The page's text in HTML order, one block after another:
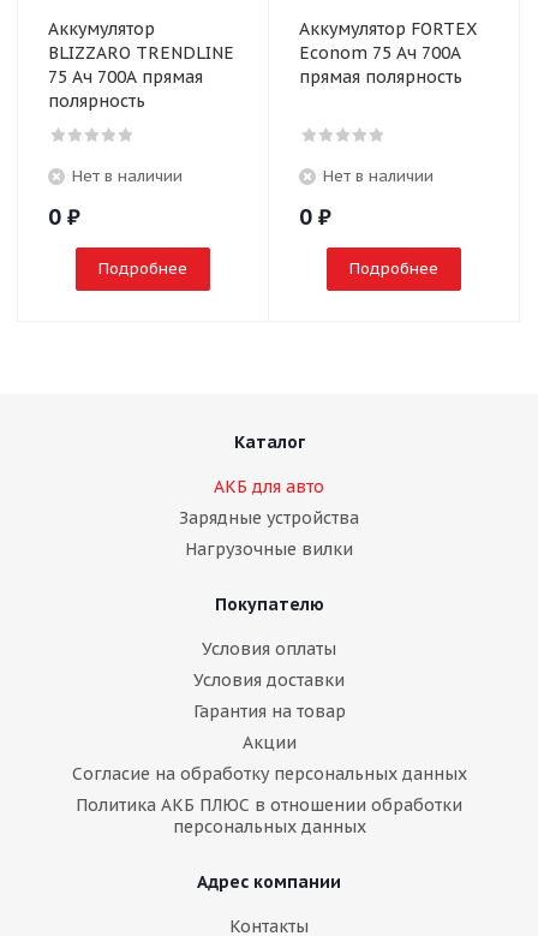
Аккумулятор
BLIZZARO TRENDLINE
75 Ач 700А прямая
полярность
Нет в наличии
0 ₽
Подробнее
Аккумулятор FORTEX
Econom 75 Ач 700А
прямая полярность
Нет в наличии
0 ₽
Подробнее
Каталог
АКБ для авто
Зарядные устройства
Нагрузочные вилки
Покупателю
Условия оплаты
Условия доставки
Гарантия на товар
Акции
Согласие на обработку персональных данных
Политика АКБ ПЛЮС в отношении обработки
персональных данных
Адрес компании
Контакты